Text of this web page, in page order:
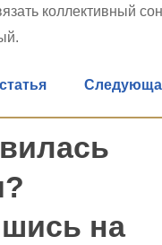
коллективный
на